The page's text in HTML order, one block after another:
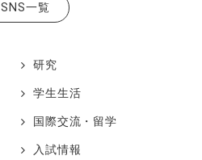
SNS一覧
研究
学生生活
国際交流・留学
入試情報